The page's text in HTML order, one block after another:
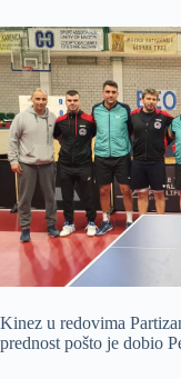
Kinez u redovima
prednost pošto je dobio